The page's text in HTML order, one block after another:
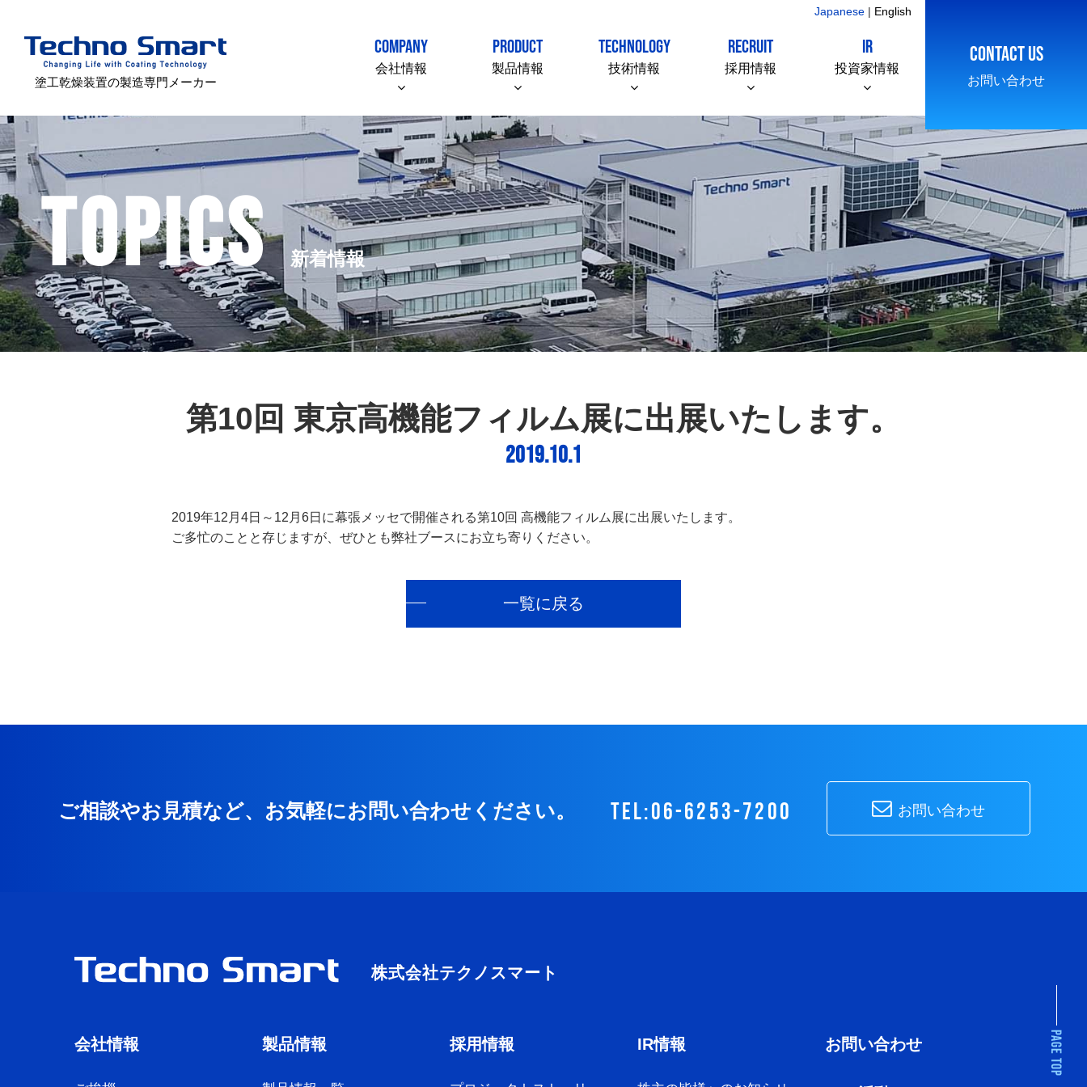
塗工乾燥装置の製造専門メーカー
Japanese | English
COMPANY
会社情報
PRODUCT
製品情報
TECHNOLOGY
技術情報
RECRUIT
採用情報
IR
投資家情報
CONTACT US
お問い合わせ
TOPICS 新着情報
第10回 東京高機能フィルム展に出展いたします。
2019.10.1
2019年12月4日～12月6日に幕張メッセで開催される第10回 高機能フィルム展に出展いたします。
ご多忙のことと存じますが、ぜひとも弊社ブースにお立ち寄りください。
一覧に戻る
ご相談やお見積など、お気軽にお問い合わせください。 tel:06-6253-7200 お問い合わせ
会社情報 製品情報 採用情報 IR情報 お問い合わせ